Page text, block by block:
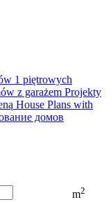
1 piętrowych
z garażem Projekty
House Plans with
домов
m2